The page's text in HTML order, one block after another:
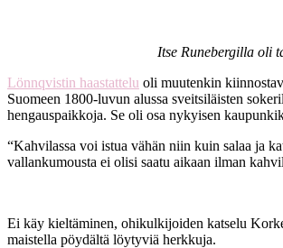
Itse Runebergilla oli
Lönnqvistin haastattelu oli muutenkin
Suomeen 1800-luvun alussa sveitsiläisten
hengauspaikkoja. Se oli osa nykyisen
“Kahvilassa voi istua vähän niin kuin salaa ja
vallankumousta ei olisi saatu aikaan ilman
Ei käy kieltäminen, ohikulkijoiden katselu
maistella pöydältä löytyviä herkkuja.